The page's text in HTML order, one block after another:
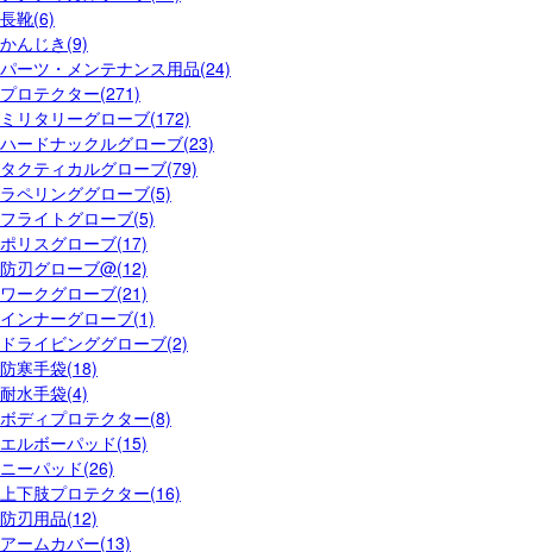
長靴(6)
かんじき(9)
パーツ・メンテナンス用品(24)
プロテクター(271)
ミリタリーグローブ(172)
ハードナックルグローブ(23)
タクティカルグローブ(79)
ラペリンググローブ(5)
フライトグローブ(5)
ポリスグローブ(17)
防刃グローブ@(12)
ワークグローブ(21)
インナーグローブ(1)
ドライビンググローブ(2)
防寒手袋(18)
耐水手袋(4)
ボディプロテクター(8)
エルボーパッド(15)
ニーパッド(26)
上下肢プロテクター(16)
防刃用品(12)
アームカバー(13)